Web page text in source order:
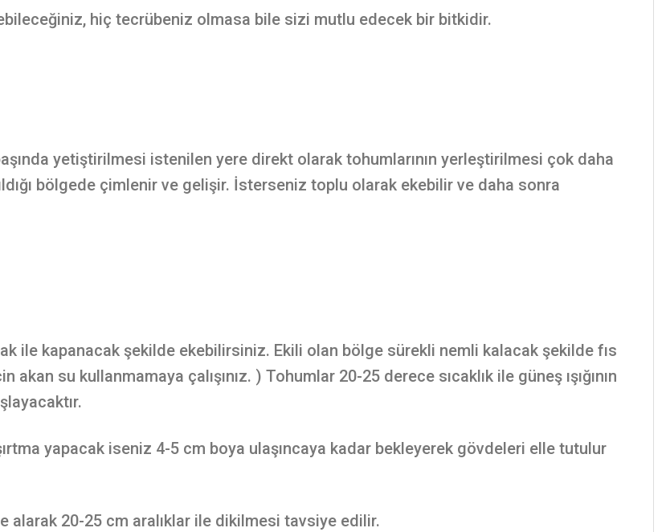
hiç tecrübeniz olmasa bile sizi mutlu edecek bir bitkidir.
yetiştirilmesi istenilen yere direkt olarak tohumlarının yerleştirilmesi çok daha
bölgede çimlenir ve gelişir. İsterseniz toplu olarak ekebilir ve daha sonra
ile kapanacak şekilde ekebilirsiniz. Ekili olan bölge sürekli nemli kalacak şekilde fıs
su kullanmamaya çalışınız. ) Tohumlar 20-25 derece sıcaklık ile güneş ışığının
yapacak iseniz 4-5 cm boya ulaşıncaya kadar bekleyerek gövdeleri elle tutulur
alarak 20-25 cm aralıklar ile dikilmesi tavsiye edilir.